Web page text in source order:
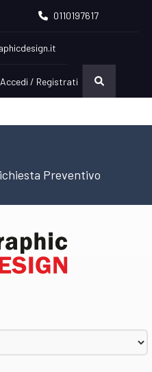
0110197617
Accedi / Registrati
Preventivo